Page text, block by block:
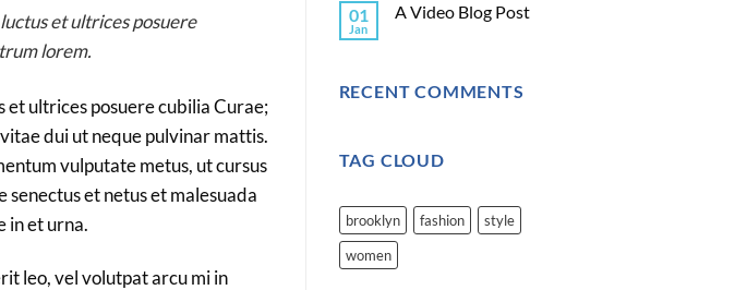
et ultrices posuere
lorem.
et ultrices posuere cubilia Curae;
dui ut neque pulvinar mattis.
vulputate metus, ut cursus
et netus et malesuada
in et urna.
leo, vel volutpat arcu mi in
01
Jan
A Video Blog Post
RECENT COMMENTS
TAG CLOUD
brooklyn fashion
style
women